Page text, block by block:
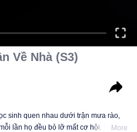
Về Nhà (S3)
sinh quen nhau dưới trận mưa rào,
lần họ đều bỏ lỡ mất cơ hội. TámMore